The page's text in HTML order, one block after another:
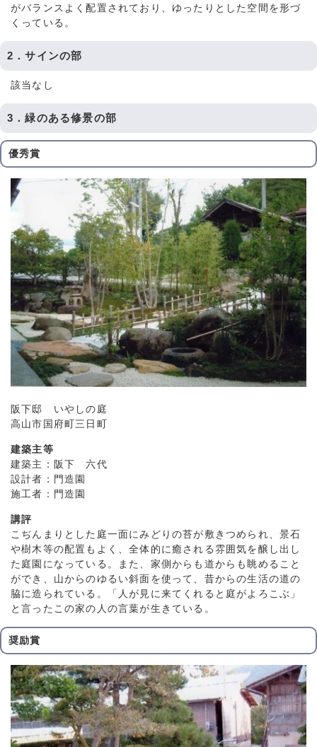
がバランスよく配置されており、ゆったりとした空間を形づ
くっている。
2．サインの部
該当なし
3．緑のある修景の部
優秀賞
阪下邸 いやしの庭
高山市国府町三日町
建築主等
建築主：阪下 六代
設計者：門造園
施工者：門造園
講評
こぢんまりとした庭一面にみどりの苔が敷きつめられ、景石
や樹木等の配置もよく、全体的に癒される雰囲気を醸し出し
た庭園になっている。また、家側からも道からも眺めること
ができ、山からのゆるい斜面を使って、昔からの生活の道の
脇に造られている。「人が見に来てくれると庭がよろこぶ」
と言ったこの家の人の言葉が生きている。
奨励賞